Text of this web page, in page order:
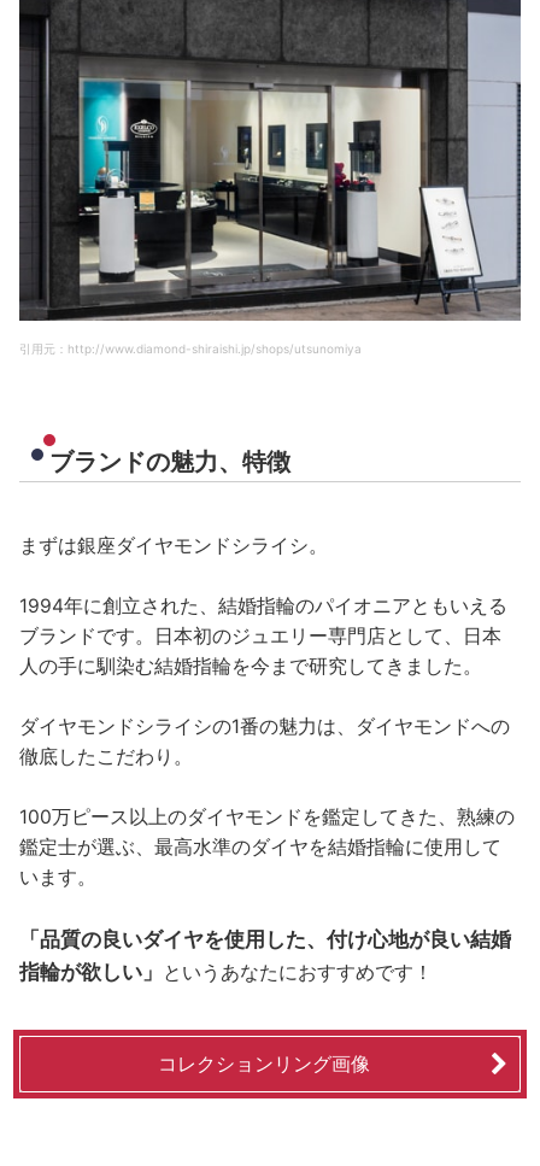
引用元：http://www.diamond-shiraishi.jp/shops/utsunomiya
ブランドの魅力、特徴
まずは銀座ダイヤモンドシライシ。
1994年に創立された、結婚指輪のパイオニアともいえる
ブランドです。日本初のジュエリー専門店として、日本
人の手に馴染む結婚指輪を今まで研究してきました。
ダイヤモンドシライシの1番の魅力は、ダイヤモンドへの
徹底したこだわり。
100万ピース以上のダイヤモンドを鑑定してきた、熟練の
鑑定士が選ぶ、最高水準のダイヤを結婚指輪に使用して
います。
「品質の良いダイヤを使用した、付け心地が良い結婚
指輪が欲しい」 というあなたにおすすめです！
コレクションリング画像